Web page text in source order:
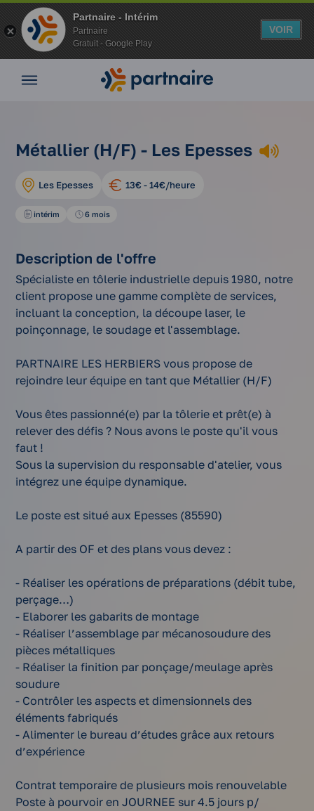
Partnaire - Intérim
Partnaire
Gratuit - Google Play
VOIR
Nos
Vos
avantages
Nos
conseils
Espace
compte
Accueiloffres
métallier
(h/f)
Métallier (H/F) - Les Epesses
Les Epesses 13€ - 14€/heure
intérim 6 mois
Description de l'offre
Spécialiste en tôlerie industrielle depuis 1980, notre
client propose une gamme complète de services,
incluant la conception, la découpe laser, le
poinçonnage, le soudage et l'assemblage.
PARTNAIRE LES HERBIERS vous propose de
rejoindre leur équipe en tant que Métallier (H/F)
Vous êtes passionné(e) par la tôlerie et prêt(e) à
relever des défis ? Nous avons le poste qu'il vous
faut !
Sous la supervision du responsable d'atelier, vous
intégrez une équipe dynamique.
Le poste est situé aux Epesses (85590)
A partir des OF et des plans vous devez :
- Réaliser les opérations de préparations (débit tube,
perçage…)
- Elaborer les gabarits de montage
- Réaliser l’assemblage par mécanosoudure des
pièces métalliques
- Réaliser la finition par ponçage/meulage après
soudure
- Contrôler les aspects et dimensionnels des
éléments fabriqués
- Alimenter le bureau d’études grâce aux retours
d’expérience
Contrat temporaire de plusieurs mois renouvelable
Poste à pourvoir en JOURNEE sur 4.5 jours p/